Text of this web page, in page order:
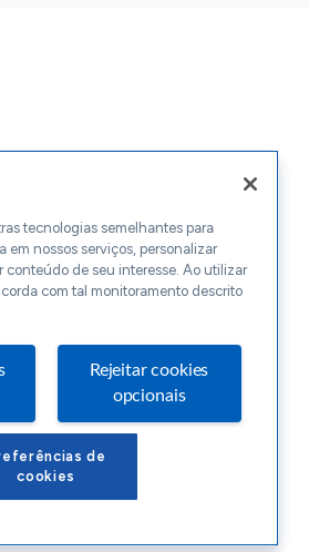
tecnologias semelhantes para
em nossos serviços, personalizar
conteúdo de seu interesse. Ao utilizar
com tal monitoramento descrito
Rejeitar cookies
opcionais
de
cookies